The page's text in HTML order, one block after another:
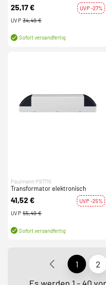
25,17 €
UVP -27%
UVP 34,49 €
Sofort versandfertig
Paulmann P97715
Transformator elektronisch
41,52 €
UVP -25%
UVP 55,49 €
Sofort versandfertig
1 2